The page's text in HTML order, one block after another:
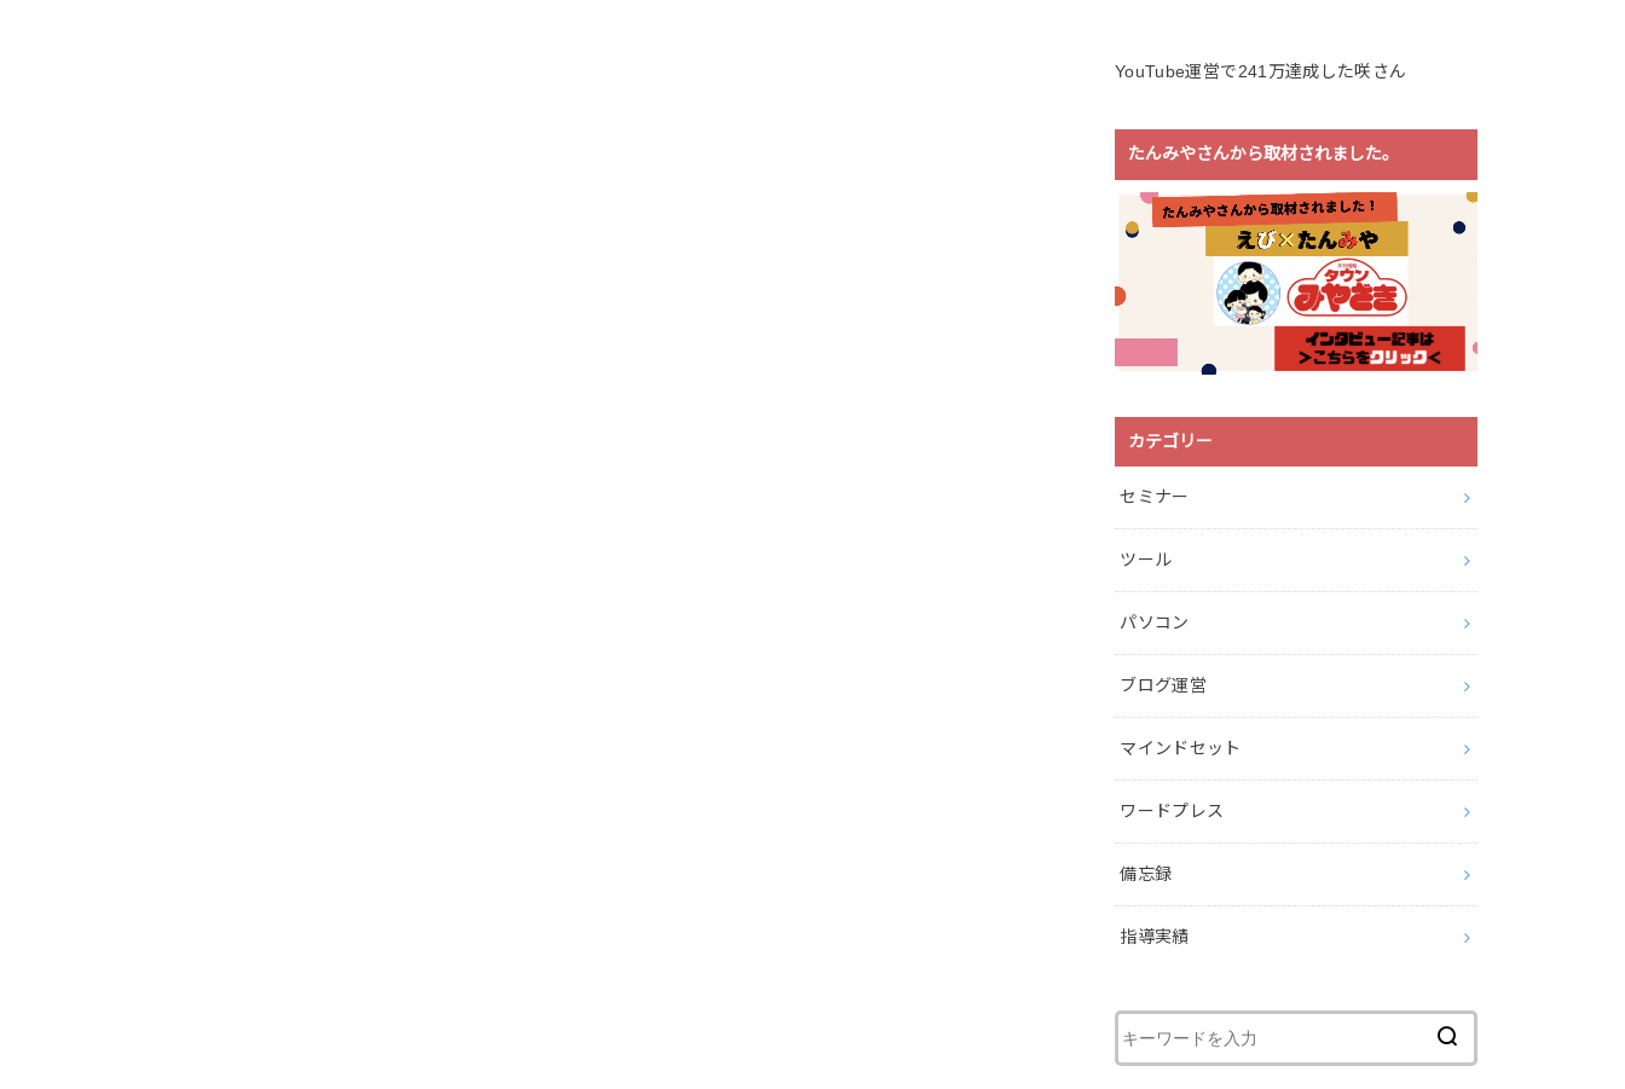
YouTube運営で241万達成した咲さん
たんみやさんから取材されました。
カテゴリー
セミナー
ツール
パソコン
ブログ運営
マインドセット
ワードプレス
備忘録
指導実績